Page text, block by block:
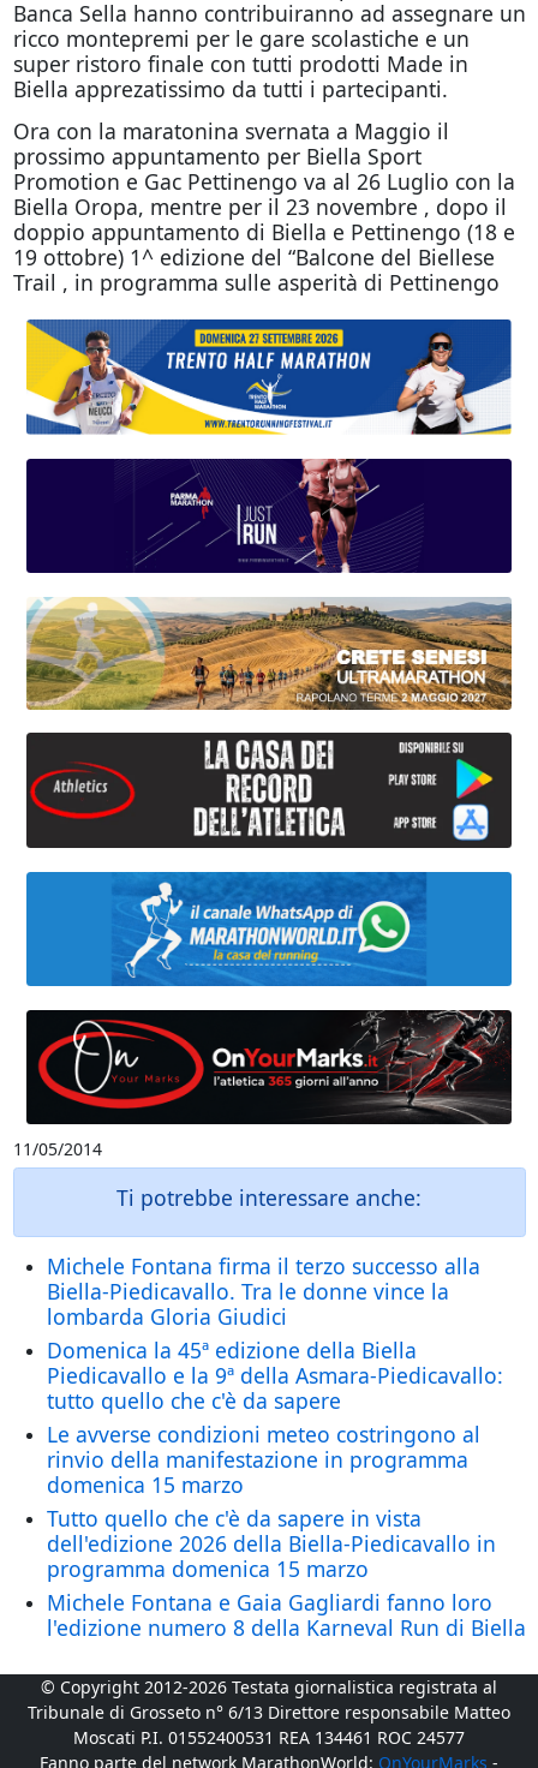
Banca Sella hanno contribuiranno ad assegnare un
ricco montepremi per le gare scolastiche e un
super ristoro finale con tutti prodotti Made in
Biella apprezatissimo da tutti i partecipanti.
Ora con la maratonina svernata a Maggio il
prossimo appuntamento per Biella Sport
Promotion e Gac Pettinengo va al 26 Luglio con la
Biella Oropa, mentre per il 23 novembre , dopo il
doppio appuntamento di Biella e Pettinengo (18 e
19 ottobre) 1^ edizione del “Balcone del Biellese
Trail , in programma sulle asperità di Pettinengo
11/05/2014
Ti potrebbe interessare anche:
Michele Fontana firma il terzo successo alla
Biella-Piedicavallo. Tra le donne vince la
lombarda Gloria Giudici
Domenica la 45ª edizione della Biella
Piedicavallo e la 9ª della Asmara-Piedicavallo:
tutto quello che c'è da sapere
Le avverse condizioni meteo costringono al
rinvio della manifestazione in programma
domenica 15 marzo
Tutto quello che c'è da sapere in vista
dell'edizione 2026 della Biella-Piedicavallo in
programma domenica 15 marzo
Michele Fontana e Gaia Gagliardi fanno loro
l'edizione numero 8 della Karneval Run di Biella
© Copyright 2012-2026 Testata giornalistica registrata al
Tribunale di Grosseto n° 6/13 Direttore responsabile Matteo
Moscati P.I. 01552400531 REA 134461 ROC 24577
Fanno parte del network MarathonWorld: OnYourMarks -